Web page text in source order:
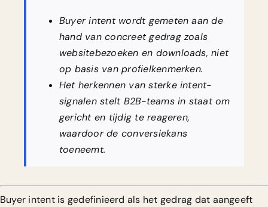
Buyer intent wordt gemeten aan de
hand van concreet gedrag zoals
websitebezoeken en downloads, niet
op basis van profielkenmerken.
Het herkennen van sterke intent-
signalen stelt B2B-teams in staat om
gericht en tijdig te reageren,
waardoor de conversiekans
toeneemt.
Buyer intent is gedefinieerd als het gedrag dat aangeeft